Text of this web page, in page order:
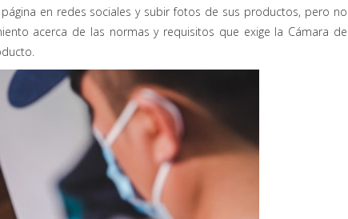
en redes sociales y subir fotos de sus productos, pero no
acerca de las normas y requisitos que exige la Cámara de